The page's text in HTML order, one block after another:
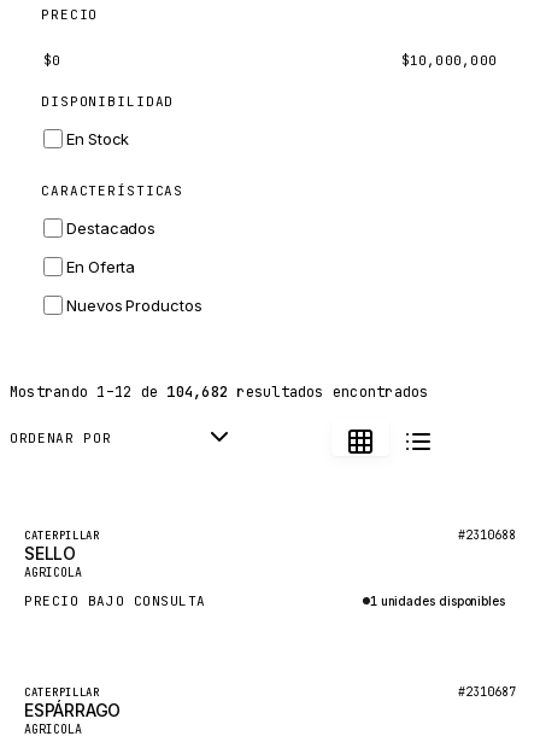
HYUNDAI
BALDWIN
DONALDSON
HIDROMEK
MANITOU
HYBEL
PRECIO
$0 $10,000,000
DISPONIBILIDAD
En Stock
CARACTERÍSTICAS
Destacados
En Oferta
Nuevos Productos
Mostrando 1–12 de 104,682 resultados encontrados
ORDENAR POR
Destacado
Nuevo
CATERPILLAR #2310688
SELLO
AGRICOLA
PRECIO BAJO CONSULTA 1 unidades disponibles
Destacado
Nuevo
CATERPILLAR #2310687
ESPÁRRAGO
AGRICOLA